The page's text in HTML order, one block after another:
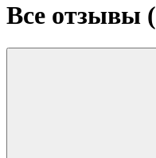
Все отзывы (